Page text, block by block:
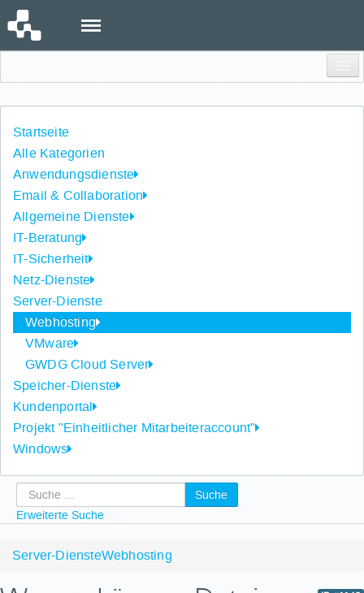
Startseite
Alle Kategorien
Anwendungsdienste
Email & Collaboration
Allgemeine Dienste
IT-Beratung
IT-Sicherheit
Netz-Dienste
Server-Dienste
Webhosting
VMware
GWDG Cloud Server
Speicher-Dienste
Kundenportal
Projekt "Einheitlicher Mitarbeiteraccount"
Windows
Suche
Erweiterte Suche
Server-DiensteWebhosting